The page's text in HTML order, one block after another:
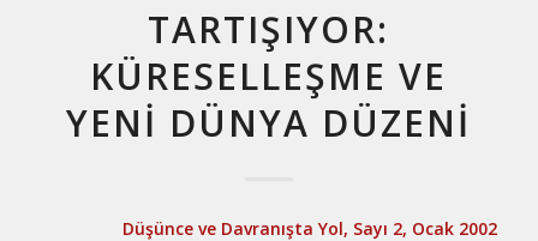
TARTIŞIYOR:
KÜRESELLEŞME VE
YENİ DÜNYA DÜZENİ
Düşünce ve Davranışta Yol, Sayı 2, Ocak 2002